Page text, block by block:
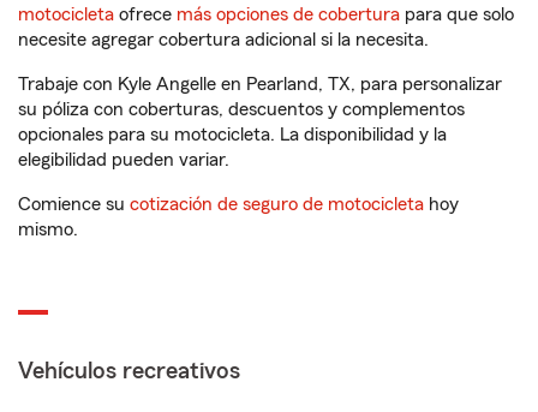
motocicleta ofrece más opciones de cobertura para que solo
necesite agregar cobertura adicional si la necesita.
Trabaje con Kyle Angelle en Pearland, TX, para personalizar
su póliza con coberturas, descuentos y complementos
opcionales para su motocicleta. La disponibilidad y la
elegibilidad pueden variar.
Comience su cotización de seguro de motocicleta hoy
mismo.
Vehículos recreativos